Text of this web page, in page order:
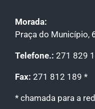
Morada:
Praça do Município,
Telefone.: 271 829
Fax: 271 812 189 *
* chamada para a